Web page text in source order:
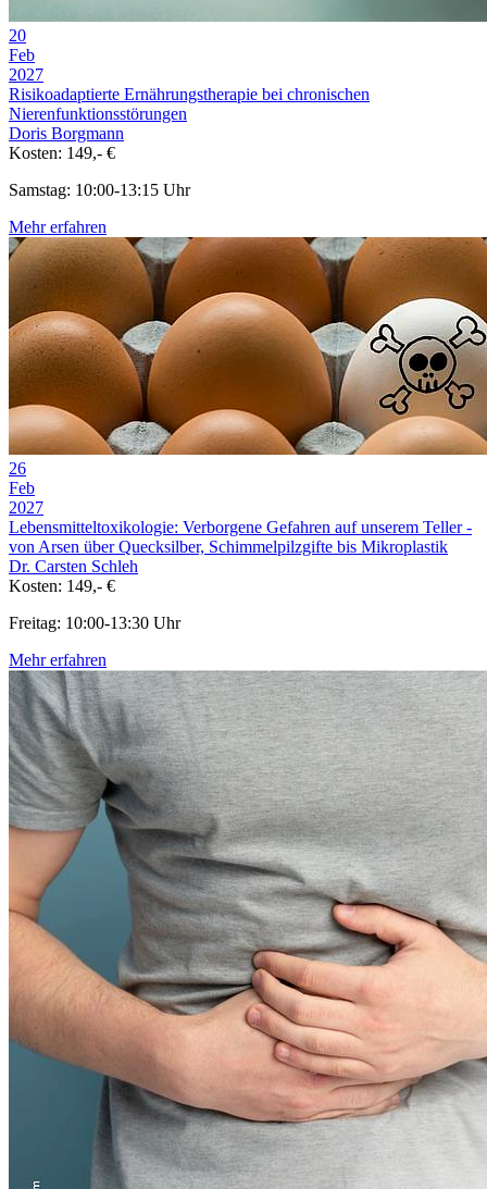
20
Feb
2027
Risikoadaptierte Ernährungstherapie bei chronischen
Nierenfunktionsstörungen
Doris Borgmann
Kosten: 149,- €
Samstag: 10:00-13:15 Uhr
Mehr erfahren
26
Feb
2027
Lebensmitteltoxikologie: Verborgene Gefahren auf unserem Teller -
von Arsen über Quecksilber, Schimmelpilzgifte bis Mikroplastik
Dr. Carsten Schleh
Kosten: 149,- €
Freitag: 10:00-13:30 Uhr
Mehr erfahren